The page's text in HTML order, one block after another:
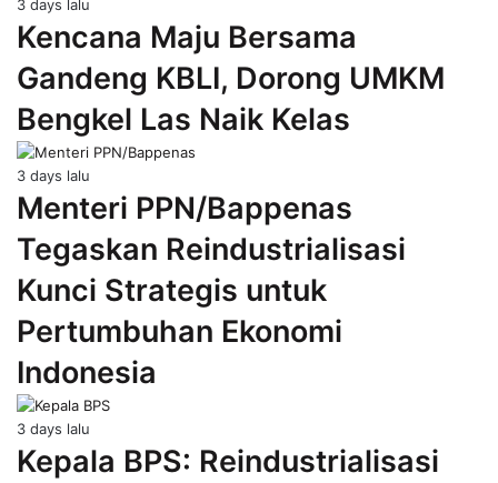
3 days lalu
Kencana Maju Bersama
Gandeng KBLI, Dorong UMKM
Bengkel Las Naik Kelas
3 days lalu
Menteri PPN/Bappenas
Tegaskan Reindustrialisasi
Kunci Strategis untuk
Pertumbuhan Ekonomi
Indonesia
3 days lalu
Kepala BPS: Reindustrialisasi